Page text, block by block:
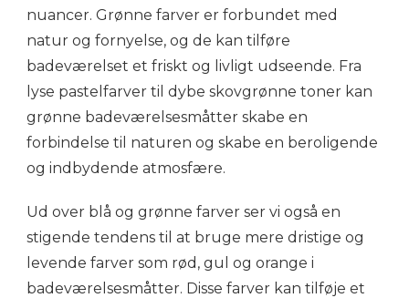
nuancer. Grønne farver er forbundet med
natur og fornyelse, og de kan tilføre
badeværelset et friskt og livligt udseende. Fra
lyse pastelfarver til dybe skovgrønne toner kan
grønne badeværelsesmåtter skabe en
forbindelse til naturen og skabe en beroligende
og indbydende atmosfære.
Ud over blå og grønne farver ser vi også en
stigende tendens til at bruge mere dristige og
levende farver som rød, gul og orange i
badeværelsesmåtter. Disse farver kan tilføje et